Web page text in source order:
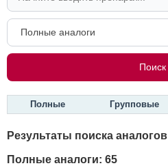
Полные Групповые
Результаты поиска аналогов
Полные аналоги: 65